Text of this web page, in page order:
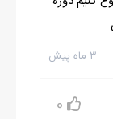
۳ ماه پیش
0